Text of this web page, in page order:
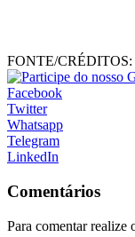
FONTE/CRÉDITOS:
Facebook
Twitter
Whatsapp
Telegram
LinkedIn
Comentários
Para comentar realize